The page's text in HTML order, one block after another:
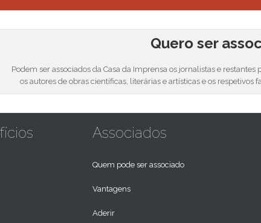
Quero ser
Podem ser associados da Casa da Imprensa os jornalistas e
os autores de obras científicas, literárias e artísticas e os respetivos
Associados
Quem pode ser associado
Vantagens
Aderir